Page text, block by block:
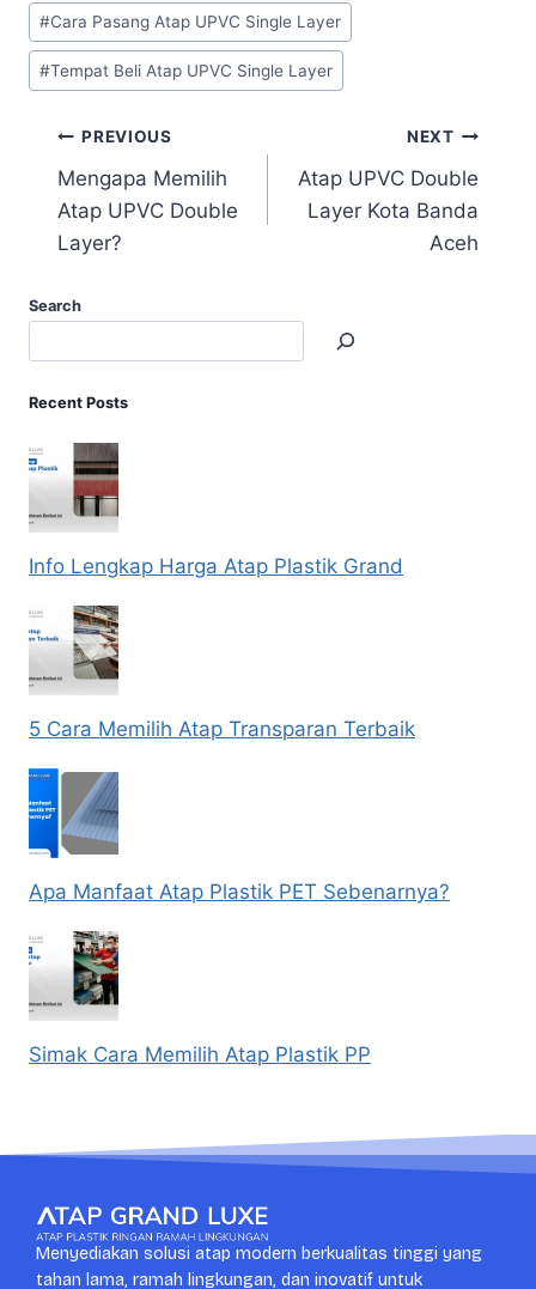
#Cara Pasang Atap UPVC Single Layer
#Tempat Beli Atap UPVC Single Layer
PREVIOUS
Mengapa Memilih
Atap UPVC Double
Layer?
NEXT
Atap UPVC Double
Layer Kota Banda
Aceh
Search
Recent Posts
Info Lengkap Harga Atap Plastik Grand
5 Cara Memilih Atap Transparan Terbaik
Apa Manfaat Atap Plastik PET Sebenarnya?
Simak Cara Memilih Atap Plastik PP
Menyediakan solusi atap modern berkualitas tinggi yang
tahan lama, ramah lingkungan, dan inovatif untuk